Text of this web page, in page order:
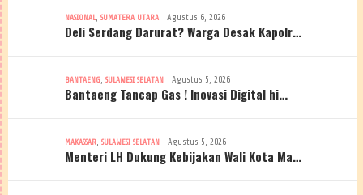
NASIONAL, SUMATERA UTARA Agustus 6, 2026
Deli Serdang Darurat? Warga Desak Kapolr…
BANTAENG, SULAWESI SELATAN Agustus 5, 2026
Bantaeng Tancap Gas ! Inovasi Digital hi…
MAKASSAR, SULAWESI SELATAN Agustus 5, 2026
Menteri LH Dukung Kebijakan Wali Kota Ma…